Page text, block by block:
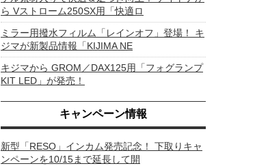
ら Vストローム250SX用「快適ロ
ミラー用撥水フィルム「レインオフ」登場！ キ
ジマが新製品情報「KIJIMA NE
キジマから GROM／DAX125用「フォグランプ
KIT LED」が発売！
キャンペーン情報
新型「RESO」インカム発売記念！ 下取りキャ
ンペーンを10/15まで延長して開